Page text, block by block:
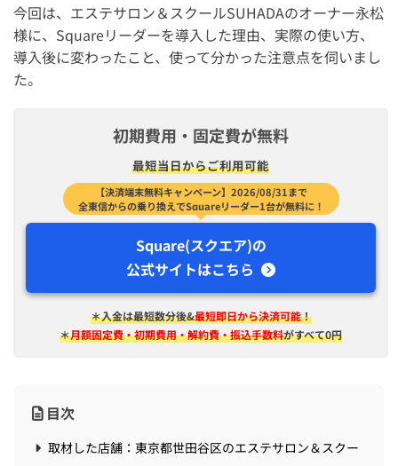
今回は、エステサロン＆スクールSUHADAのオーナー永松
様に、Squareリーダーを導入した理由、実際の使い方、
導入後に変わったこと、使って分かった注意点を伺いまし
た。
初期費用・固定費が無料
最短​当日から​ご利用可能
【決済端末無料キャンペーン】2026/08/31まで
全東信からの乗り換えでSquareリーダー1台が無料に！
Square(スクエア)の
公式サイトはこちら
＊入金は​最短​数分後&最短即日から決済可能！
＊月額固定費・初期費用・解約費・振込手数料がすべて0円
目次
取材した店舗：東京都世田谷区のエステサロン＆スクー